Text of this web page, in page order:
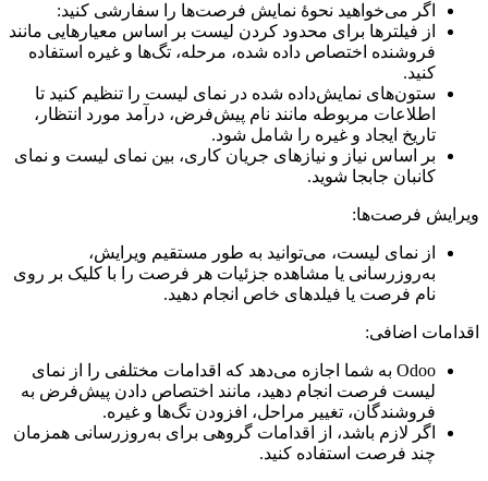
اگر می‌خواهید نحوهٔ نمایش فرصت‌ها را سفارشی کنید:
از فیلترها برای محدود کردن لیست بر اساس معیارهایی مانند
فروشنده اختصاص داده شده، مرحله، تگ‌ها و غیره استفاده
کنید.
ستون‌های نمایش‌داده شده در نمای لیست را تنظیم کنید تا
اطلاعات مربوطه مانند نام پیش‌فرض، درآمد مورد انتظار،
تاریخ ایجاد و غیره را شامل شود.
بر اساس نیاز و نیازهای جریان کاری، بین نمای لیست و نمای
کانبان جابجا شوید.
ویرایش فرصت‌ها:
از نمای لیست، می‌توانید به طور مستقیم ویرایش،
به‌روزرسانی یا مشاهده جزئیات هر فرصت را با کلیک بر روی
نام فرصت یا فیلدهای خاص انجام دهید.
اقدامات اضافی:
Odoo به شما اجازه می‌دهد که اقدامات مختلفی را از نمای
لیست فرصت انجام دهید، مانند اختصاص دادن پیش‌فرض به
فروشندگان، تغییر مراحل، افزودن تگ‌ها و غیره.
اگر لازم باشد، از اقدامات گروهی برای به‌روزرسانی همزمان
چند فرصت استفاده کنید.